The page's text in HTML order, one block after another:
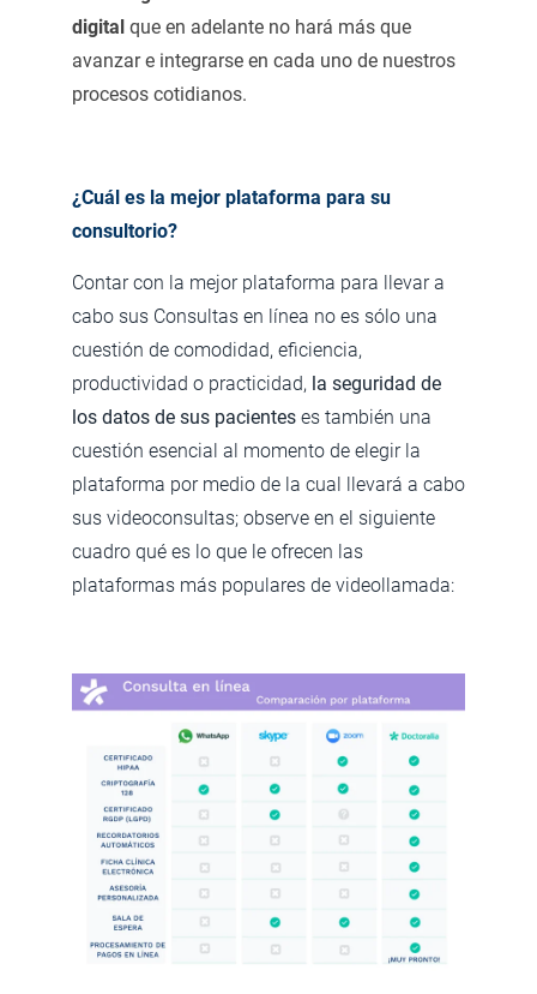
digital que en adelante no hará más que
avanzar e integrarse en cada uno de nuestros
procesos cotidianos.
¿Cuál es la mejor plataforma para su
consultorio?
Contar con la mejor plataforma para llevar a
cabo sus Consultas en línea no es sólo una
cuestión de comodidad, eficiencia,
productividad o practicidad, la seguridad de
los datos de sus pacientes es también una
cuestión esencial al momento de elegir la
plataforma por medio de la cual llevará a cabo
sus videoconsultas; observe en el siguiente
cuadro qué es lo que le ofrecen las
plataformas más populares de videollamada: